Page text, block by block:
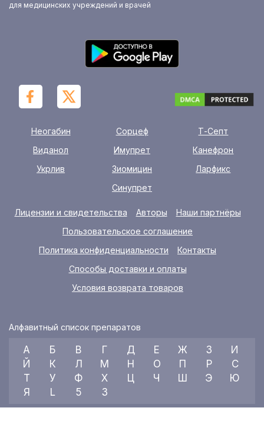
для медицинских учреждений и врачей
Неогабин Сорцеф
Т-Септ
Виданол
Имупрет
Канефрон
Укрлив
Зиомицин
Ларфикс
Синупрет
Лицензии и свидетельства Авторы
Наши партнёры
Пользовательское соглашение
Политика конфиденциальности
Контакты
Способы доставки и оплаты
Условия возврата товаров
Алфавитный список препаратов
А Б В Г Д Е Ж З
И
Й
К Л М Н О П Р
С
Т
У Ф Х Ц Ч Ш Э
Ю
Я
L 5 3